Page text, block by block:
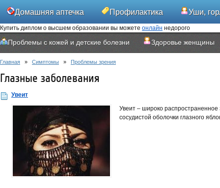
Домашняя аптечка Профилактика Уши,
Купить диплом о высшем образовании вы можете онлайн недорого
Проблемы с кожей и детские болезни Здоровье женщины
Главная » Симптомы » Проблемы зрения
Глазные заболевания
Увеит
Увеит – широко распространенное
сосудистой оболочки глазного